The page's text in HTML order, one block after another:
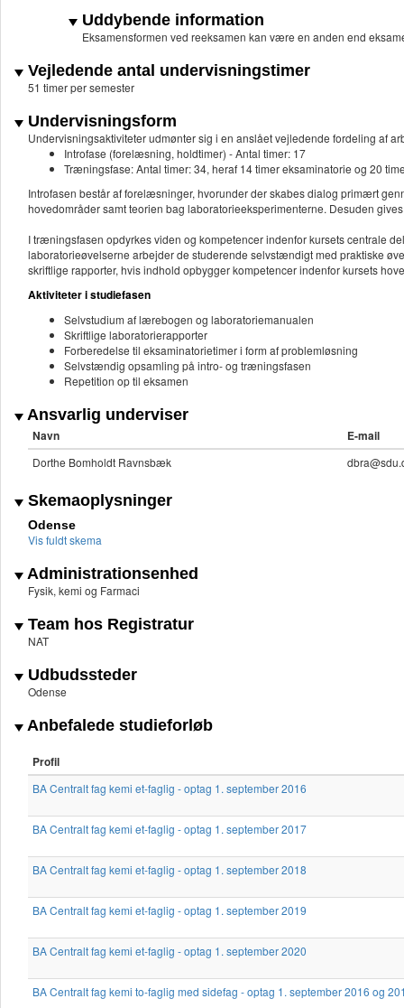
Uddybende information
Eksamensformen ved reeksamen kan være en anden end
Vejledende antal undervisningstimer
51 timer per semester
Undervisningsform
Undervisningsaktiviteter udmønter sig i en anslået vejledende fordeling af
Introfase (forelæsning, holdtimer) - Antal timer: 17
Træningsfase: Antal timer: 34, heraf 14 timer eksaminatorie og 20
Introfasen består af forelæsninger, hvorunder der skabes dialog primært
hovedområder samt teorien bag laboratorieeksperimenterne. Desuden
I træningsfasen opdyrkes viden og kompetencer indenfor kursets centrale
laboratorieøvelserne arbejder de studerende selvstændigt med praktiske
skriftlige rapporter, hvis indhold opbygger kompetencer indenfor kursets
Aktiviteter i studiefasen
Selvstudium af lærebogen og laboratoriemanualen
Skriftlige laboratorierapporter
Forberedelse til eksaminatorietimer i form af problemløsning
Selvstændig opsamling på intro- og træningsfasen
Repetition op til eksamen
Ansvarlig underviser
Navn E-mail
Dorthe Bomholdt Ravnsbæk
Skemaoplysninger
Odense
Vis fuldt skema
Administrationsenhed
Fysik, kemi og Farmaci
Team hos Registratur
NAT
Udbudssteder
Odense
Anbefalede studieforløb
Profil
BA Centralt fag kemi et-faglig - optag 1. september 2016
BA Centralt fag kemi et-faglig - optag 1. september 2017
BA Centralt fag kemi et-faglig - optag 1. september 2018
BA Centralt fag kemi et-faglig - optag 1. september 2019
BA Centralt fag kemi et-faglig - optag 1. september 2020
BA Centralt fag kemi to-faglig med sidefag - optag 1. september 2016 og